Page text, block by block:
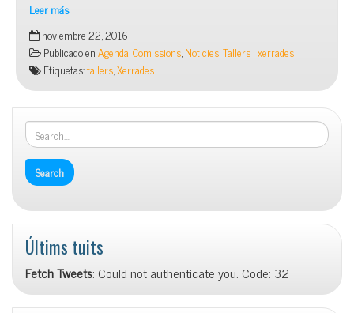
Leer más
EL
MEU
FILL/A
ÉS
PREADOLESCENT,
I
ARA
QUÈ?
noviembre 22, 2016
Publicado enAgenda,Comissions,Noticies,Tallers i xerrades
Etiquetas:tallers,Xerrades
Últims tuits
Fetch Tweets: Could not authenticate you. Code: 32